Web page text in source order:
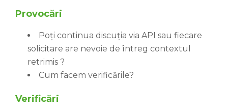
Provocări
Poți continua discuția via API sau fiecare
solicitare are nevoie de întreg contextul
retrimis ?
Cum facem verificările?
Verificări